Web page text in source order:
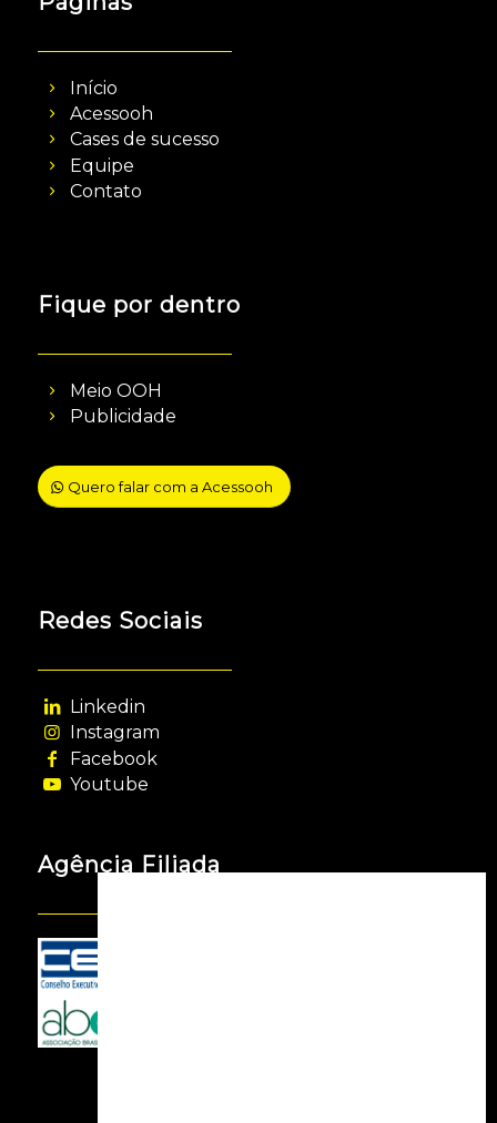
Início
Acessooh
Cases de sucesso
Equipe
Contato
Fique por dentro
Meio OOH
Publicidade
Quero falar com a Acessooh
Redes Sociais
Linkedin
Instagram
Facebook
Youtube
Agência Filiada